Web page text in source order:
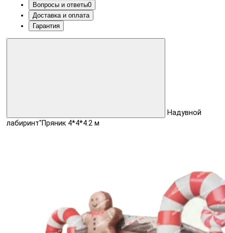
Вопросы и ответы0
Доставка и оплата
Гарантия
Надувной
лабиринт"Пряник 4*4*4.2 м